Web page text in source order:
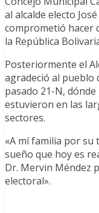
al alcalde electo
comprometió hacer
la República
Posteriormente el
agradeció al pueblo
pasado 21-N,
estuvieron en las
sectores.
«A mí familia por su
sueño que hoy es
Dr. Mervin Méndez
electoral».